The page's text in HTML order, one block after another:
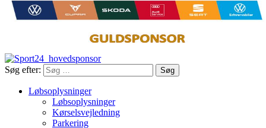
Søg efter: Søg
Løbsoplysninger
Løbsoplysninger
Kørselsvejledning
Parkering